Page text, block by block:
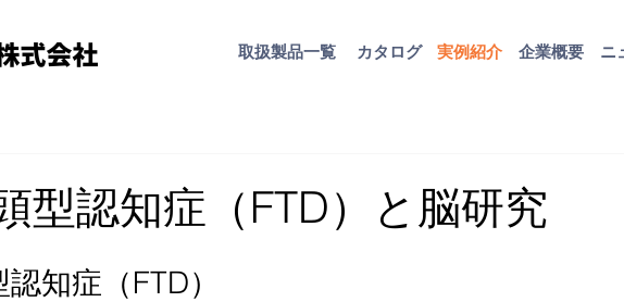
取扱​製品一覧 ​実例紹介
カタログ 企業概要 ニ
型認知症（FTD）と脳研究
知症（FTD）